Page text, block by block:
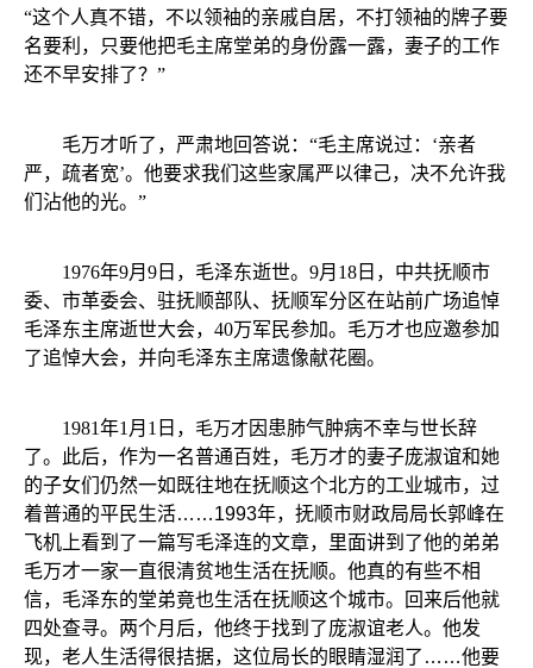
“这个人真不错，不以领袖的亲戚自居，不打领袖的牌子要
名要利，只要他把毛主席堂弟的身份露一露，妻子的工作
还不早安排了？”
毛万才听了，严肃地回答说：“毛主席说过：‘亲者
严，疏者宽’。他要求我们这些家属严以律己，决不允许我
们沾他的光。”
1976年9月9日，毛泽东逝世。9月18日，中共抚顺市
委、市革委会、驻抚顺部队、抚顺军分区在站前广场追悼
毛泽东主席逝世大会，40万军民参加。毛万才也应邀参加
了追悼大会，并向毛泽东主席遗像献花圈。
1981年1月1日， 毛万才 因患肺气肿病不幸与世长辞
了。
此后，作为一名普通百姓，毛万才的妻子庞淑谊和她
的子女们仍然一如既往地在抚顺这个北方的工业城市，过
着普通的平民生活……1993年，抚顺市财政局局长郭峰在
飞机上看到了一篇写毛泽连的文章，里面讲到了他的弟弟
毛万才一家一直很清贫地生活在抚顺。他真的有些不相
信，毛泽东的堂弟竟也生活在抚顺这个城市。回来后他就
四处查寻。两个月后，他终于找到了庞淑谊老人。他发
现，老人生活得很拮据，这位局长的眼睛湿润了……他要